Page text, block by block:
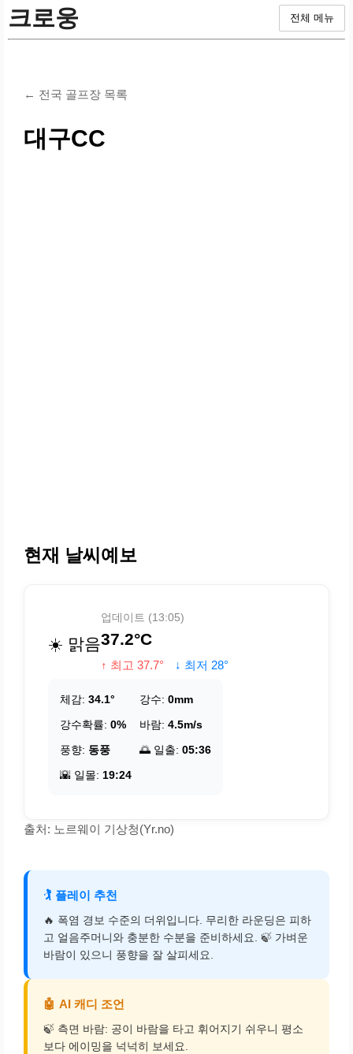
크로웅 전체 메뉴
← 전국 골프장 목록
대구CC
현재 날씨예보
☀️ 맑음
업데이트 (13:05)
37.2°C
↑ 최고 37.7° ↓ 최저 28°
체감: 34.1° 강수: 0mm
강수확률: 0% 바람: 4.5m/s
풍향: 동풍 🌅 일출: 05:36
🌇 일몰: 19:24
출처: 노르웨이 기상청(Yr.no)
🏌️ 플레이 추천
🔥 폭염 경보 수준의 더위입니다. 무리한 라운딩은 피하
고 얼음주머니와 충분한 수분을 준비하세요. 🍃 가벼운
바람이 있으니 풍향을 잘 살피세요.
🤖 AI 캐디 조언
🍃 측면 바람: 공이 바람을 타고 휘어지기 쉬우니 평소
보다 에이밍을 넉넉히 보세요.